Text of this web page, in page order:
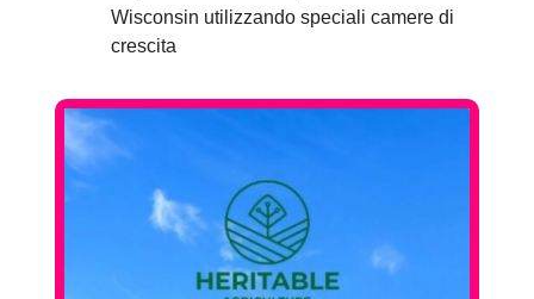
Wisconsin utilizzando speciali camere di
crescita